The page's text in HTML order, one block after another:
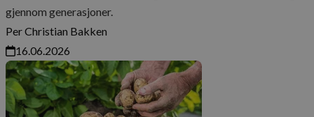
gjennom generasjoner.
Per Christian Bakken
16.06.2026